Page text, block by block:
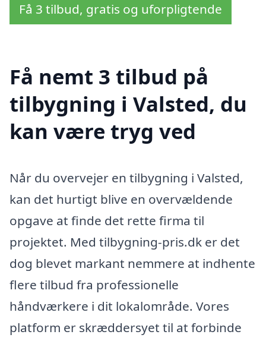
Få 3 tilbud, gratis og uforpligtende
Få nemt 3 tilbud på
tilbygning i Valsted, du
kan være tryg ved
Når du overvejer en tilbygning i Valsted,
kan det hurtigt blive en overvældende
opgave at finde det rette firma til
projektet. Med tilbygning-pris.dk er det
dog blevet markant nemmere at indhente
flere tilbud fra professionelle
håndværkere i dit lokalområde. Vores
platform er skræddersyet til at forbinde